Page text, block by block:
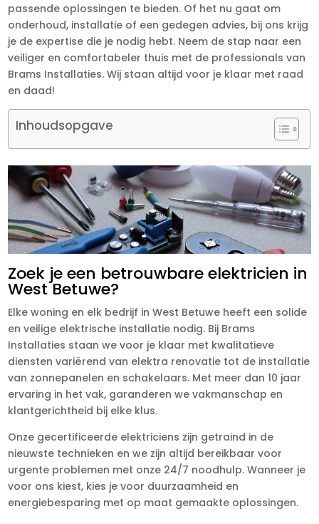
passende oplossingen te bieden. Of het nu gaat om
onderhoud, installatie of een gedegen advies, bij ons krijg
je de expertise die je nodig hebt. Neem de stap naar een
veiliger en comfortabeler thuis met de professionals van
Brams Installaties. Wij staan altijd voor je klaar met raad
en daad!
Inhoudsopgave
Zoek je een betrouwbare elektricien in
West Betuwe?
Elke woning en elk bedrijf in West Betuwe heeft een solide
en veilige elektrische installatie nodig. Bij Brams
Installaties staan we voor je klaar met kwalitatieve
diensten variërend van elektra renovatie tot de installatie
van zonnepanelen en schakelaars. Met meer dan 10 jaar
ervaring in het vak, garanderen we vakmanschap en
klantgerichtheid bij elke klus.
Onze gecertificeerde elektriciens zijn getraind in de
nieuwste technieken en we zijn altijd bereikbaar voor
urgente problemen met onze 24/7 noodhulp. Wanneer je
voor ons kiest, kies je voor duurzaamheid en
energiebesparing met op maat gemaakte oplossingen.